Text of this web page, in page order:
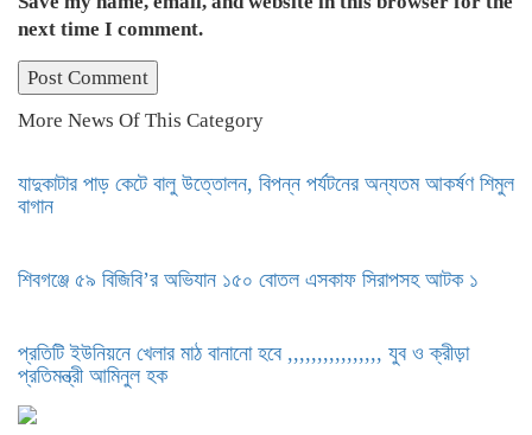
next time I comment.
More News Of This Category
যাদুকাটার পাড় কেটে বালু উত্তোলন, বিপন্ন পর্যটনের অন্যতম আকর্ষণ শিমুল
বাগান
শিবগঞ্জে ৫৯ বিজিবি’র অভিযান ১৫০ বোতল এসকাফ সিরাপসহ আটক ১
প্রতিটি ইউনিয়নে খেলার মাঠ বানানো হবে ,,,,,,,,,,,,,,,, যুব ও ক্রীড়া
প্রতিমন্ত্রী আমিনুল হক